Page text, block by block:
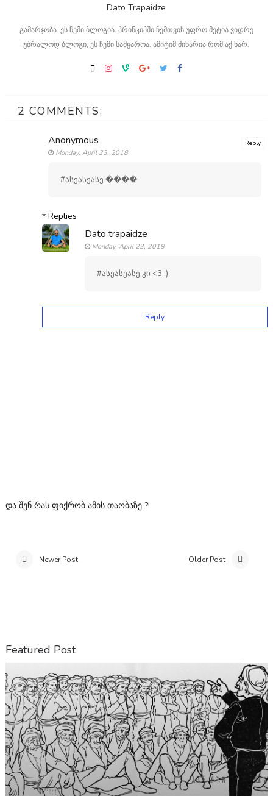
Dato Trapaidze
გამარჯობა. ეს ჩემი ბლოგია. პრინციპში ჩემთვის უფრო მეტია ვიდრე
უბრალოდ ბლოგი, ეს ჩემი სამყაროა. ამიტიმ მიხარია რომ აქ ხარ.
2 COMMENTS:
Anonymous
Monday, April 23, 2018
#ასეასეასე ����
Reply
Replies
Dato trapaidze
Monday, April 23, 2018
#ასეასეასე კი <3 :)
Reply
და შენ რას ფიქრობ ამის თაობაზე ?!
Newer Post Older Post
Featured Post